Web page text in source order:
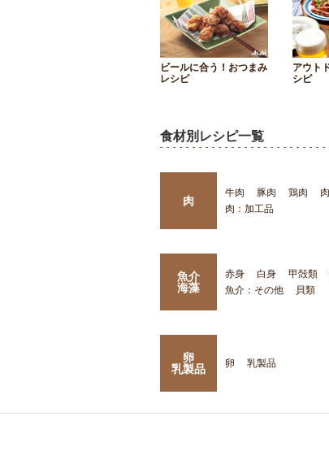
ビールに合う！おつまみ
レシピ
アウト
シピ
食材別レシピ一覧
肉
牛肉 豚肉 鶏肉
肉：加工品
魚介
海藻
赤身 白身 甲殻類
魚介：その他
貝類
卵
乳製品
卵 乳製品